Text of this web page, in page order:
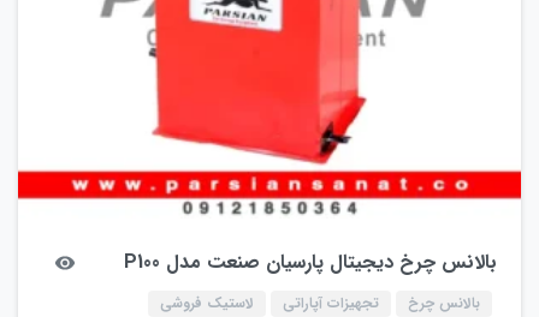
بالانس چرخ دیجیتال پارسیان صنعت مدل P100
بالانس چرخ تجهیزات آپاراتی لاستیک فروشی